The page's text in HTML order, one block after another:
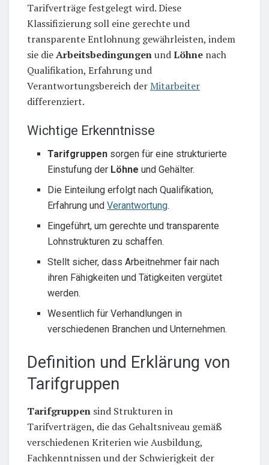
Tarifverträge festgelegt wird. Diese
Klassifizierung soll eine gerechte und
transparente Entlohnung gewährleisten, indem
sie dieArbeitsbedingungenundLöhne nach
Qualifikation, Erfahrung und
Verantwortungsbereich derMitarbeiter
differenziert.
Wichtige Erkenntnisse
Tarifgruppen sorgen für eine strukturierte
Einstufung der Löhne und Gehälter.
Die Einteilung erfolgt nach Qualifikation,
Erfahrung undVerantwortung.
Eingeführt, um gerechte und transparente
Lohnstrukturen zu schaffen.
Stellt sicher, dass Arbeitnehmer fair nach
ihren Fähigkeiten und Tätigkeiten vergütet
werden.
Wesentlich für Verhandlungen in
verschiedenen Branchen und Unternehmen.
Definition und Erklärung von
Tarifgruppen
Tarifgruppen sind Strukturen in
Tarifverträgen, die das Gehaltsniveau gemäß
verschiedenen Kriterien wie Ausbildung,
Fachkenntnissen und der Schwierigkeit der